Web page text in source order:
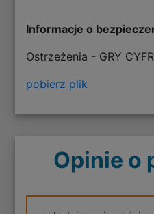
Informacje o
Ostrzeżenia - GRY
pobierz plik
Opinie o